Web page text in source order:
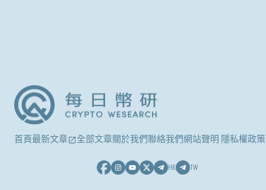
首頁最新文章 全部文章關於我們聯絡我們網站聲明 隱私權政策
HK TW